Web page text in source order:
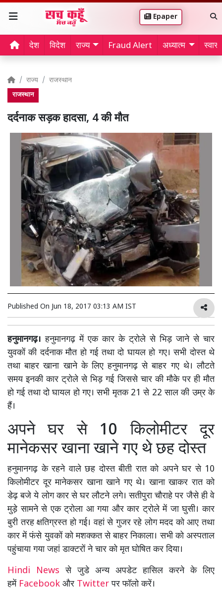
Epaper
देश विदेश राज्य Fraud Alert अध्यात्म
राज्य राजस्थान
राजस्थान
दर्दनाक सड़क हादसा, 4 की मौत
Published On Jun 18, 2017 03:13 AM IST
हनुमानगढ़। हनुमानगढ़ में एक कार के ट्रोले से भिड़ जाने से चार
युवकों की दर्दनाक मौत हो गई तथा दो घायल हो गए। सभी दोस्त थे
तथा बाहर खाना खाने के लिए हनुमानगढ़ से बाहर गए थे। लौटते
समय इनकी कार ट्रोले से भिड़ गई जिससे चार की मौके पर ही मौत
हो गई तथा दो घायल हो गए। सभी मृतक 21 से 22 साल की उम्र के
हैं।
अपने घर से 10 किलोमीटर दूर
मानेकसर खाना खाने गए थे छह दोस्त
हनुमानगढ़ के रहने वाले छह दोस्त बीती रात को अपने घर से 10
किलोमीटर दूर मानेकसर खाना खाने गए थे। खाना खाकर रात को
डेढ़ बजे ये लोग कार से घर लौटने लगे। सतीपुरा चौराहे पर जैसे ही वे
मुड़े सामने से एक ट्रोला आ गया और कार ट्रोले में जा घुसी। कार
बुरी तरह क्षतिग्रस्त हो गई। वहां से गुजर रहे लोग मदद को आए तथा
कार में फंसे युवकों को मशक्कत से बाहर निकाला। सभी को अस्पताल
पहुंचाया गया जहां डाक्टरों ने चार को मृत घोषित कर दिया।
Hindi Newsसे जुडे अन्य अपडेट हासिल करने के लिए
हमें Facebook और Twitterपर फॉलो करें।